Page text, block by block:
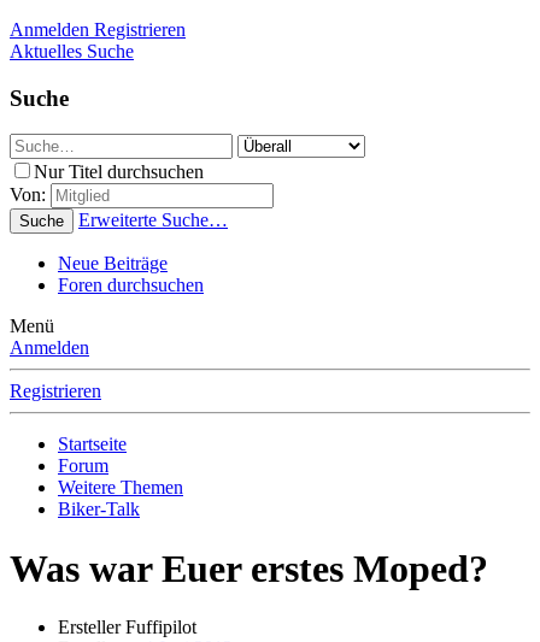
Anmelden Registrieren
Aktuelles Suche
Suche
Nur Titel durchsuchen
Von:
Suche Erweiterte Suche…
Neue Beiträge
Foren durchsuchen
Menü
Anmelden
Registrieren
Startseite
Forum
Weitere Themen
Biker-Talk
Was war Euer erstes Moped?
ErstellerFuffipilot